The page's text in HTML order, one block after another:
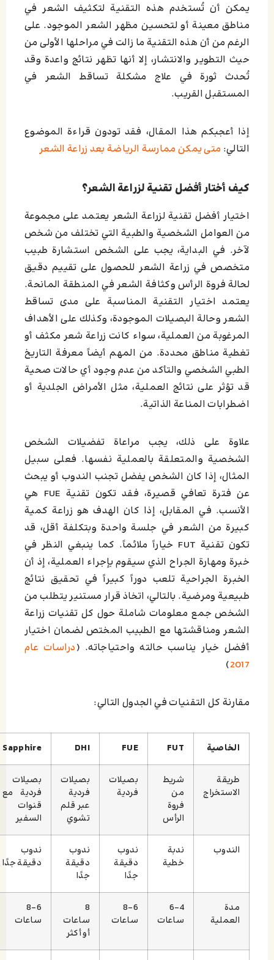
يمكن أن تُستخدم هذه التقنية لتكثيف الشعر في
مناطق معينة أو لتحسين مظهر الشعر الموجود. على
الرغم من أن هذه التقنية ما زالت في مراحلها الأولى من
حيث التطوير والانتشار، إلا أنها تظهر نتائج واعدة وقد
تُحدث ثورة في علاج مشكلة تساقط الشعر في
المستقبل القريب.
إذا أعجبكم هذا المقال، فقد تودون قراءة الموضوع
التالي: متى يمكن ممارسة الرياضة بعد زراعة الشعر
كيف أختار أفضل تقنية لزراعة الشعر؟
اختيار أفضل تقنية لزراعة الشعر يعتمد على مجموعة
من العوامل الشخصية والطبية التي تختلف من شخص
لآخر. في البداية، يجب على الشخص استشارة طبيب
متخصص في زراعة الشعر للحصول على تقييم دقيق
لحالة فروة الرأس وكثافة الشعر في المنطقة المانحة.
يعتمد اختيار التقنية المناسبة على مدى تساقط
الشعر وحالة البصيلات الموجودة، وكذلك على الأهداف
المرغوبة من العملية، سواء كانت زراعة شعر مكثف أو
تغطية مناطق محددة. من المهم أيضاً معرفة التاريخ
الطبي الشخصي والتأكد من عدم وجود أي حالات صحية
قد تؤثر على نتائج العملية، مثل الأمراض الجلدية أو
اضطرابات المناعة الذاتية.
علاوة على ذلك، يجب مراعاة تفضيلات الشخص
الشخصية والمتعلقة بالعملية نفسها. فعلى سبيل
المثال، إذا كان الشخص يفضل تجنب الندوب أو يبحث
عن فترة تعافي قصيرة، فقد تكون تقنية FUE هي
الأنسب. في المقابل، إذا كان الهدف هو زراعة كمية
كبيرة من الشعر في جلسة واحدة وبتكلفة أقل، قد
تكون تقنية FUT خياراً ملائماً. كما ينبغي النظر في
خبرة ومهارة الجراح الذي سيقوم بإجراء العملية، إذ أن
الخبرة الجراحية تلعب دوراً كبيراً في تحقيق نتائج
طبيعية ومرضية. بالتالي، اتخاذ قرار مستنير يتطلب من
الشخص جمع معلومات شاملة حول كل تقنيات زراعة
الشعر ومناقشتها مع الطبيب المختص لضمان اختيار
أفضل خيار يناسب حالته واحتياجاته. (دراسات عام
2017
)
مقارنة كل التقنيات في الجدول التالي:
الخاصية FUT
FUE
DHI
Sapphire
طريقة
الاستخراج
شريط
من
فروة
الرأس
بصيلات
فردية
بصيلات
فردية
عبر قلم
تشوي
بصيلات
فردية مع
قنوات
السفير
الندوب
ندبة
خطية
ندوب
دقيقة
جدًا
ندوب
دقيقة
جدًا
ندوب
دقيقة جدًا
مدة
العملية
4–6
ساعات
6–8
ساعات
8
ساعات
أو أكثر
6–8
ساعات